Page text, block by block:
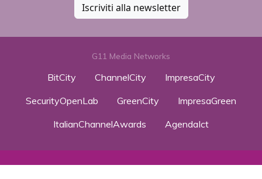
Iscriviti alla newsletter
G11 Media Networks
BitCity ChannelCity
ImpresaCity
SecurityOpenLab
GreenCity
ImpresaGreen
ItalianChannelAwards
AgendaIct